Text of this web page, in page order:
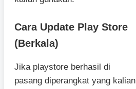
Cara Update Play Store
(Berkala)
Jika playstore berhasil di
pasang diperangkat yang kalian